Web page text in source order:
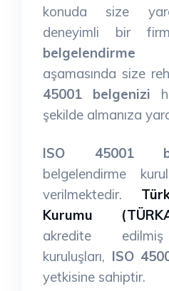
konuda size
deneyimli bir
belgelendirme
aşamasında size
45001 belgenizi
şekilde almanıza
ISO 45001
belgelendirme
verilmektedir.
Kurumu
akredite edilmiş
kuruluşları, ISO
yetkisine sahiptir.